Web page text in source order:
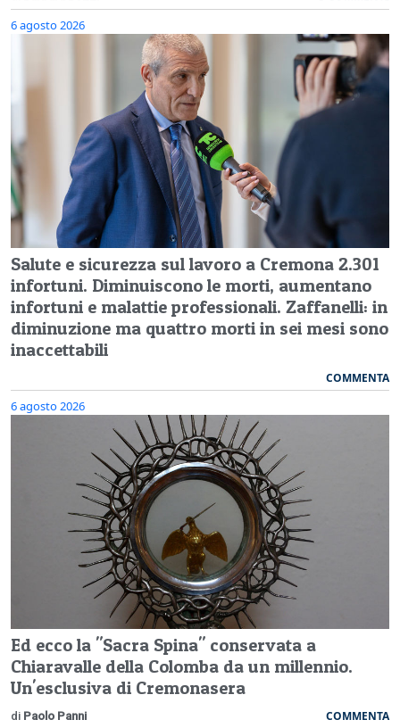
6 agosto 2026
Salute e sicurezza sul lavoro a Cremona 2.301
infortuni. Diminuiscono le morti, aumentano
infortuni e malattie professionali. Zaffanelli: in
diminuzione ma quattro morti in sei mesi sono
inaccettabili
COMMENTA
6 agosto 2026
Ed ecco la "Sacra Spina" conservata a
Chiaravalle della Colomba da un millennio.
Un'esclusiva di Cremonasera
di Paolo Panni COMMENTA